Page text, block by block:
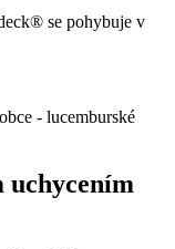
® se pohybuje v
- lucemburské
uchycením